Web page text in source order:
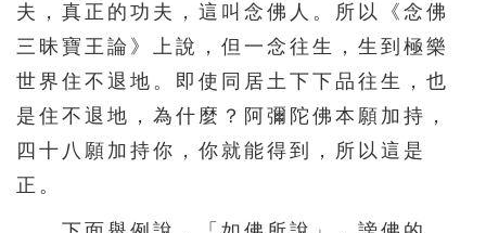
336 337 338 339 340
346 347 348 349 350
351 352 353 354 355
夫，真正的功夫，這叫念佛人。所以《念佛
三昧寶王論》上說，但一念往生，生到極樂
世界住不退地。即使同居土下下品往生，也
是住不退地，為什麼？阿彌陀佛本願加持，
四十八願加持你，你就能得到，所以這是
正。